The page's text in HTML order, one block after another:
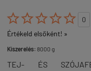

0
Értékeld elsőként! »
Kiszerelés: 8000 g
TEJ- ÉS